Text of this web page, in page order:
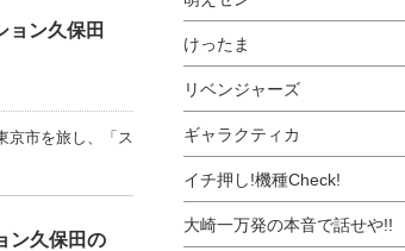
ョン久保田
京市を旅し、「ス
ン久保田の
けったま
リベンジャーズ
ギャラクティカ
イチ押し!機種Check!
大崎一万発の本音で話せや!!